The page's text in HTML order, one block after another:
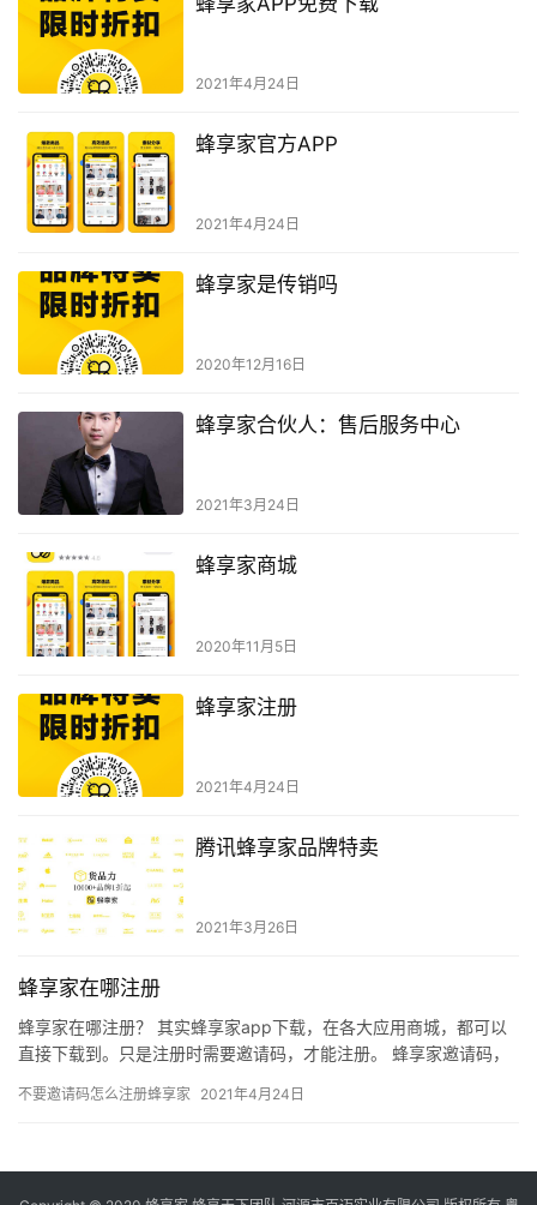
2021年4月24日
蜂享家官方APP
2021年4月24日
蜂享家是传销吗
2020年12月16日
蜂享家合伙人：售后服务中心
2021年3月24日
蜂享家商城
2020年11月5日
蜂享家注册
2021年4月24日
腾讯蜂享家品牌特卖
2021年3月26日
蜂享家在哪注册
蜂享家在哪注册？ 其实蜂享家app下载，在各大应用商城，都可以
直接下载到。只是注册时需要邀请码，才能注册。 蜂享家邀请码，
不要邀请码怎么注册蜂享家 2021年4月24日